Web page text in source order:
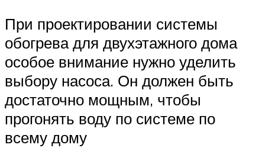
При проектировании системы
обогрева для двухэтажного дома
особое внимание нужно уделить
выбору насоса. Он должен быть
достаточно мощным, чтобы
прогонять воду по системе по
всему дому